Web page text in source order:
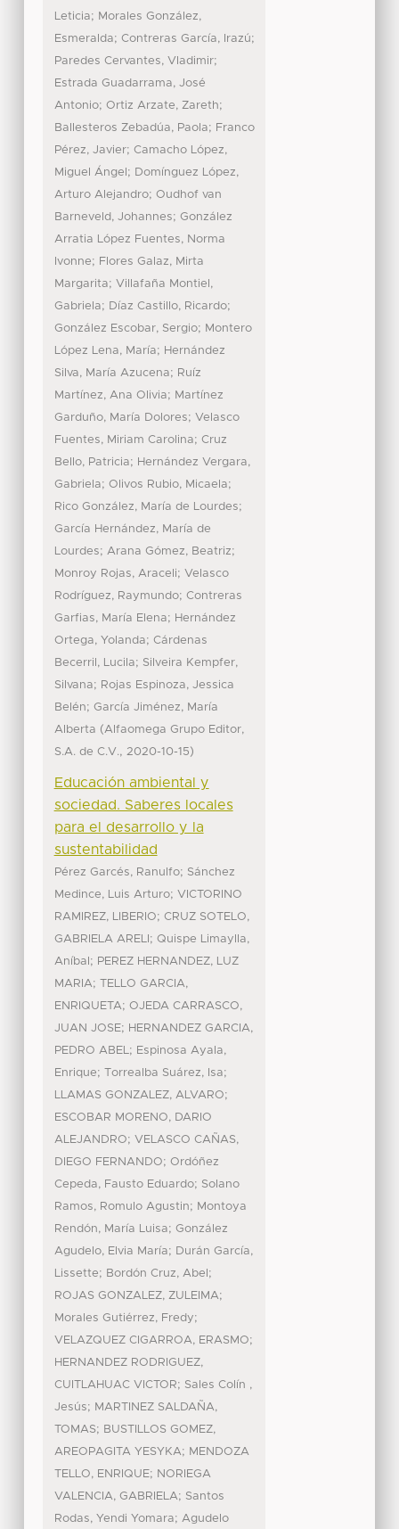
Leticia; Morales González,
Esmeralda; Contreras García, Irazú;
Paredes Cervantes, Vladimir;
Estrada Guadarrama, José
Antonio; Ortiz Arzate, Zareth;
Ballesteros Zebadúa, Paola; Franco
Pérez, Javier; Camacho López,
Miguel Ángel ; Domínguez López,
Arturo Alejandro; Oudhof van
Barneveld, Johannes; González
Arratia López Fuentes, Norma
Ivonne; Flores Galaz, Mirta
Margarita; Villafaña Montiel,
Gabriela; Díaz Castillo, Ricardo;
González Escobar, Sergio; Montero
López Lena, María; Hernández
Silva, María Azucena; Ruíz
Martínez, Ana Olivia; Martínez
Garduño, María Dolores; Velasco
Fuentes, Miriam Carolina; Cruz
Bello, Patricia; Hernández Vergara,
Gabriela; Olivos Rubio, Micaela;
Rico González, María de Lourdes;
García Hernández, María de
Lourdes; Arana Gómez, Beatriz;
Monroy Rojas, Araceli; Velasco
Rodríguez, Raymundo; Contreras
Garfias, María Elena; Hernández
Ortega, Yolanda; Cárdenas
Becerril, Lucila; Silveira Kempfer,
Silvana; Rojas Espinoza, Jessica
Belén; García Jiménez, María
Alberta (Alfaomega Grupo Editor,
S.A. de C.V., 2020-10-15)
Educación ambiental y
sociedad. Saberes locales
para el desarrollo y la
sustentabilidad
Pérez Garcés, Ranulfo; Sánchez
Medince, Luis Arturo; VICTORINO
RAMIREZ, LIBERIO; CRUZ SOTELO,
GABRIELA ARELI ; Quispe Limaylla,
Aníbal ; PEREZ HERNANDEZ, LUZ
MARIA;
TELLO GARCIA,
ENRIQUETA; OJEDA CARRASCO,
JUAN JOSE; HERNANDEZ GARCIA,
PEDRO ABEL; Espinosa Ayala,
Enrique; Torrealba Suárez, Isa;
LLAMAS GONZALEZ, ALVARO;
ESCOBAR MORENO, DARIO
ALEJANDRO; VELASCO CAÑAS,
DIEGO FERNANDO; Ordóñez
Cepeda, Fausto Eduardo; Solano
Ramos, Romulo Agustin; Montoya
Rendón, María Luisa; González
Agudelo, Elvia María; Durán García,
Lissette; Bordón Cruz, Abel ;
ROJAS GONZALEZ, ZULEIMA;
Morales Gutiérrez, Fredy;
VELAZQUEZ CIGARROA, ERASMO;
HERNANDEZ RODRIGUEZ,
CUITLAHUAC VICTOR; Sales Colín ,
Jesús; MARTINEZ SALDAÑA,
TOMAS; BUSTILLOS GOMEZ,
AREOPAGITA YESYKA; MENDOZA
TELLO, ENRIQUE; NORIEGA
VALENCIA, GABRIELA; Santos
Rodas, Yendi Yomara; Agudelo